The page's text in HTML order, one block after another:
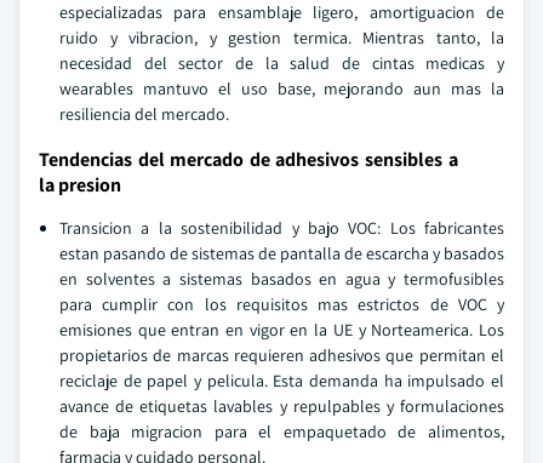
especializadas para ensamblaje ligero, amortiguacion de
ruido y vibracion, y gestion termica. Mientras tanto, la
necesidad del sector de la salud de cintas medicas y
wearables mantuvo el uso base, mejorando aun mas la
resiliencia del mercado.
Tendencias del mercado de adhesivos sensibles a
la presion
Transicion a la sostenibilidad y bajo VOC: Los fabricantes
estan pasando de sistemas de pantalla de escarcha y basados
en solventes a sistemas basados en agua y termofusibles
para cumplir con los requisitos mas estrictos de VOC y
emisiones que entran en vigor en la UE y Norteamerica. Los
propietarios de marcas requieren adhesivos que permitan el
reciclaje de papel y pelicula. Esta demanda ha impulsado el
avance de etiquetas lavables y repulpables y formulaciones
de baja migracion para el empaquetado de alimentos,
farmacia y cuidado personal.